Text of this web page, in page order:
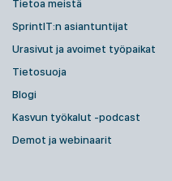
Tietoa meistä
SprintIT:n asiantuntijat
Urasivut ja avoimet työpaikat
Tietosuoja
Blogi
Kasvun työkalut -podcast
Demot ja webinaarit